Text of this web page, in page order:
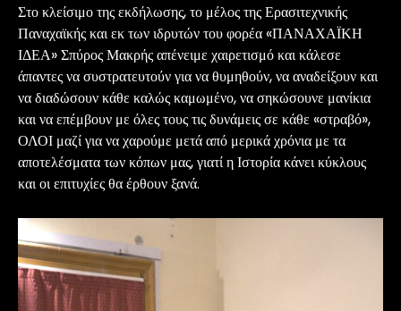
Στο κλείσιμο της εκδήλωσης, το μέλος της Ερασιτεχνικής
Παναχαϊκής και εκ των ιδρυτών του φορέα «ΠΑΝΑΧΑΪΚΗ
ΙΔΕΑ» Σπύρος Μακρής απένειμε χαιρετισμό και κάλεσε
άπαντες να συστρατευτούν για να θυμηθούν, να αναδείξουν και
να διαδώσουν κάθε καλώς καμωμένο, να σηκώσουνε μανίκια
και να επέμβουν με όλες τους τις δυνάμεις σε κάθε «στραβό»,
ΟΛΟΙ μαζί για να χαρούμε μετά από μερικά χρόνια με τα
αποτελέσματα των κόπων μας, γιατί η Ιστορία κάνει κύκλους
και οι επιτυχίες θα έρθουν ξανά.